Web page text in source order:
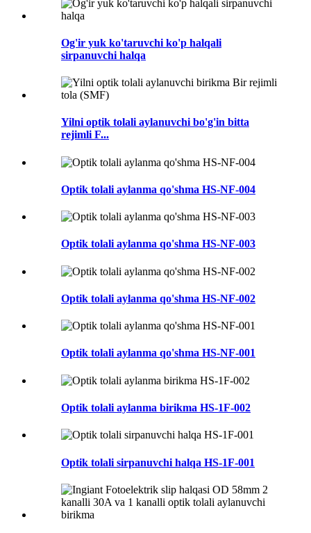
Og'ir yuk ko'taruvchi ko'p halqali
sirpanuvchi halqa
Yilni optik tolali aylanuvchi bo'g'in bitta
rejimli F...
Optik tolali aylanma qo'shma HS-NF-004
Optik tolali aylanma qo'shma HS-NF-003
Optik tolali aylanma qo'shma HS-NF-002
Optik tolali aylanma qo'shma HS-NF-001
Optik tolali aylanma birikma HS-1F-002
Optik tolali sirpanuvchi halqa HS-1F-001